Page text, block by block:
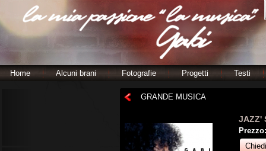
Home Alcuni brani Fotografie Progetti Testi
GRANDE MUSICA
JAZZ'